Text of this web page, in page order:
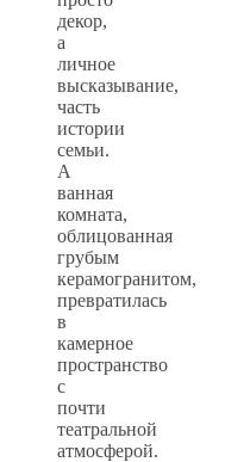
декор,
а
личное
высказывание,
часть
истории
семьи.
А
ванная
комната,
облицованная
грубым
керамогранитом,
превратилась
в
камерное
пространство
с
почти
театральной
атмосферой.